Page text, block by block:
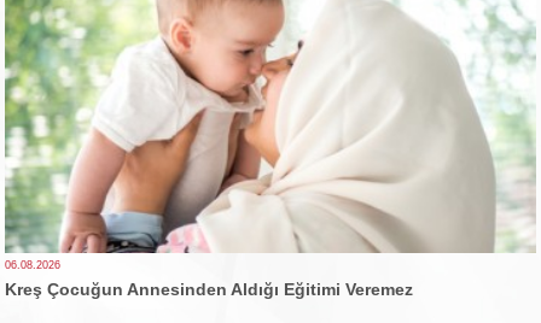
06.08.2026
Kreş Çocuğun Annesinden Aldığı Eğitimi Veremez